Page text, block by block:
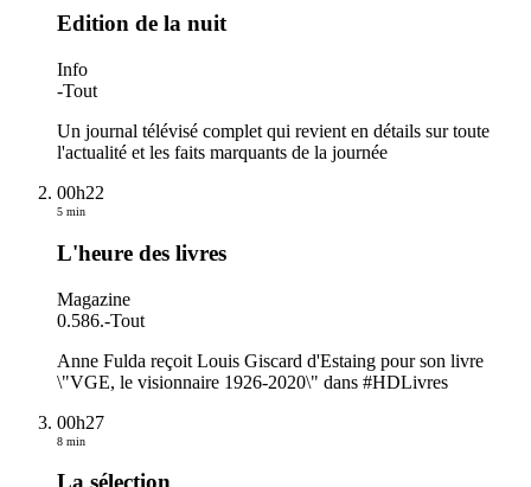
Edition de la nuit
Info
-Tout
Un journal télévisé complet qui revient en détails sur toute
l'actualité et les faits marquants de la journée
00h22
5 min
L'heure des livres
Magazine
0.586.-Tout
Anne Fulda reçoit Louis Giscard d'Estaing pour son livre
\"VGE, le visionnaire 1926-2020\" dans #HDLivres
00h27
8 min
La sélection